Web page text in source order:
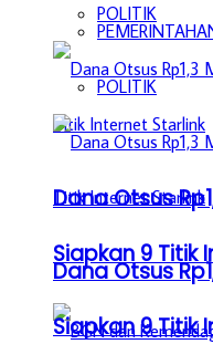
POLITIK
Dana Otsus
Siapkan 9 Titik
POLITIK
Dana Otsus
Siapkan 9 Titik